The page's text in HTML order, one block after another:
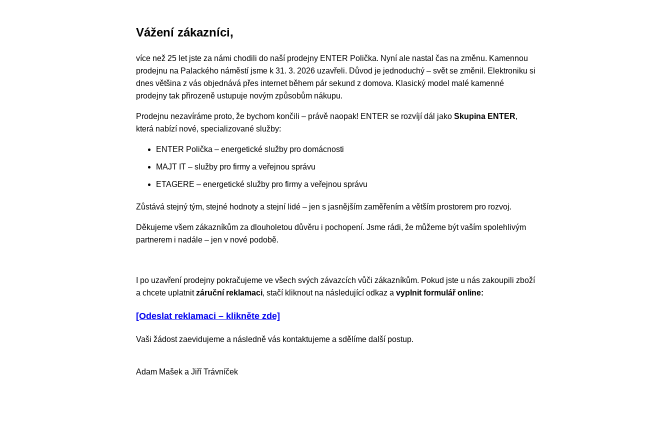
Vážení zákazníci,
více než 25 let jste za námi chodili do naší prodejny ENTER Polička. Nyní ale nastal čas na změnu. Kamennou
prodejnu na Palackého náměstí jsme k 31. 3. 2026 uzavřeli. Důvod je jednoduchý – svět se změnil. Elektroniku si
dnes většina z vás objednává přes internet během pár sekund z domova. Klasický model malé kamenné
prodejny tak přirozeně ustupuje novým způsobům nákupu.
Prodejnu nezavíráme proto, že bychom končili – právě naopak! ENTER se rozvíjí dál jako Skupina ENTER,
která nabízí nové, specializované služby:
ENTER Polička – energetické služby pro domácnosti
MAJT IT – služby pro firmy a veřejnou správu
ETAGERE – energetické služby pro firmy a veřejnou správu
Zůstává stejný tým, stejné hodnoty a stejní lidé – jen s jasnějším zaměřením a větším prostorem pro rozvoj.
Děkujeme všem zákazníkům za dlouholetou důvěru i pochopení. Jsme rádi, že můžeme být vaším spolehlivým
partnerem i nadále – jen v nové podobě.
I po uzavření prodejny pokračujeme ve všech svých závazcích vůči zákazníkům. Pokud jste u nás zakoupili zboží
a chcete uplatnitzáruční reklamaci, stačí kliknout na následující odkaz a vyplnit formulář online:
[Odeslat reklamaci – klikněte zde]
Vaši žádost zaevidujeme a následně vás kontaktujeme a sdělíme další postup.
Adam Mašek a Jiří Trávníček